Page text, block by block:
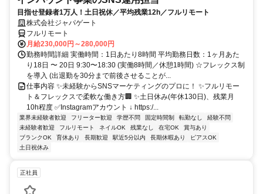
目指せ登録者1万人！土日祝休／平均残業12h／フルリモート
株式会社ジャパゲート
フルリモート
月給230,000円～280,000円
勤務時間詳細 実働時間：1日あたり8時間 平均勤務日数：1ヶ月あた
り18日 〜 20日 9:30〜18:30 (実働8時間／休憩1時間) ☆フレックス制
を導入 (出退勤を30分まで前後させることが...
仕事内容 ✨未経験からSNSマーケティングのプロに！ ✨フルリモー
ト＆フレックスで柔軟な働き方🏢 ✨土日休み(年休130日)、残業月
10h程度 ✅Instagramアカウント ↓ https:/...
業界未経験者歓迎 フリーター歓迎 学歴不問 固定時間制 転勤なし
経験不問
未経験者歓迎
フルリモート ネイルOK 残業なし 在宅OK
賞与あり
ブランクOK
育休あり 長期歓迎 駅近5分以内 長期休暇あり
ピアスOK
土日祝休み
正社員